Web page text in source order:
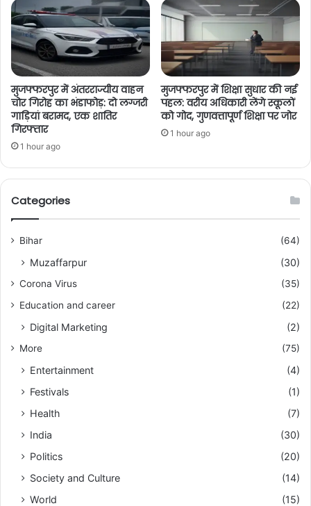
मुजफ्फरपुर में अंतरराज्यीय वाहन
चोर गिरोह का भंडाफोड़: दो लग्जरी
गाड़ियां बरामद, एक शातिर
गिरफ्तार
1 hour ago
मुजफ्फरपुर में शिक्षा सुधार की नई
पहल: वरीय अधिकारी लेंगे स्कूलों
को गोद, गुणवत्तापूर्ण शिक्षा पर जोर
1 hour ago
Categories
Bihar (64)
Muzaffarpur (30)
Corona Virus
(35)
Education and career
(22)
Digital Marketing (2)
More (75)
Entertainment
(4)
Festivals
(1)
Health
(7)
India
(30)
Politics
(20)
Society and Culture
(14)
World
(15)